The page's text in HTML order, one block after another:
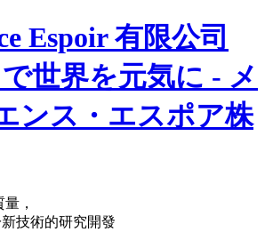
Espoir 有限公司
，
技術的研究開發